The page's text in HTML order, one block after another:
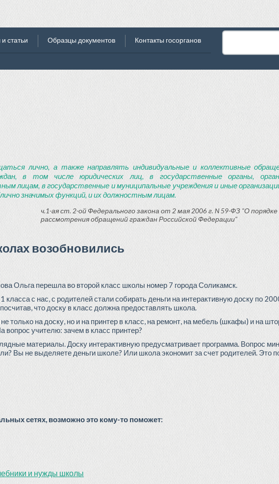
статьи Образцы документов Контакты госорганов
лично, а также направлять индивидуальные и коллективные
в том числе юридических лиц, в государственные органы,
лицам, в государственные и муниципальные учреждения и иные
значимых функций, и их должностным лицам.
ч.1-ая ст. 2-ой Федерального закона от 2 мая 2006 г. N 59-ФЗ "О порядке
рассмотрения обращений граждан Российской Федерации"
возобновились
Ольга перешла во второй класс школы номер 7 города Соликамск.
класса с нас, с родителей стали собирать деньги на интерактивную доску по
что доску в класс должна предоставлять школа.
только на доску, но и на принтер в класс, на ремонт, на мебель (шкафы) и на
вопрос учителю: зачем в класс принтер?
материалы. Доску интерактивную предусматривает программа. Вопрос
Вы не выделяете деньги школе? Или школа экономит за счет родителей. Это
сетях, возможно это кому-то поможет:
и нужды школы